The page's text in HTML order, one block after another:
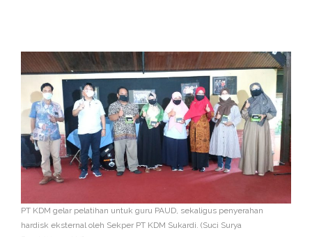
PT KDM gelar pelatihan untuk guru PAUD, sekaligus penyerahan
hardisk eksternal oleh Sekper PT KDM Sukardi. (Suci Surya